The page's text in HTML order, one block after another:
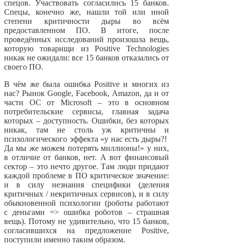
спецов. Участвовать согласились 15 банков.
Спецы, конечно же, нашли той или иной
степени критичности дыры во всём
предоставленном ПО. В итоге, после
проведённых исследований произошла вещь,
которую товарищи из Positive Technologies
никак не ожидали: все 15 банков отказались от
своего ПО.
В чём же была ошибка Positive и многих из
нас? Рынок Google, Facebook, Amazon, да и от
части ОС от Microsoft – это в основном
потребительские сервисы, главная задача
которых – доступность. Ошибки, без которых
никак, там не столь уж критичны и
психологического эффекта «у нас есть дыры?!
Да мы же можем потерять миллионы!» у них,
в отличие от банков, нет. А вот финансовый
сектор – это нечто другое. Там люди придают
каждой проблеме в ПО критическое значение:
и в силу незнания специфики (деления
критичных / некритичных сервисов), и в силу
обыкновенной психологии (роботы работают
с деньгами => ошибка роботов – страшная
вещь). Потому не удивительно, что 15 банков,
согласившихся на предложение Positive,
поступили именно таким образом.